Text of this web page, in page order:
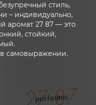
стиль,
– индивидуально,
аромат 27 87 — это
стойкий,
самовыражении.